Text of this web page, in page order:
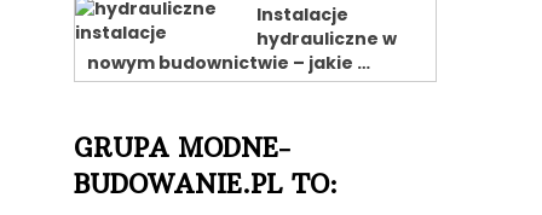
Instalacje
hydrauliczne w
nowym budownictwie – jakie …
GRUPA MODNE-
BUDOWANIE.PL TO: